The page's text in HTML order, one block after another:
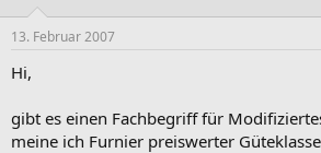
e
r
l
t
13. Februar 2007
Hi,
gibt es einen Fachbegriff für
meine ich Furnier preiswerter